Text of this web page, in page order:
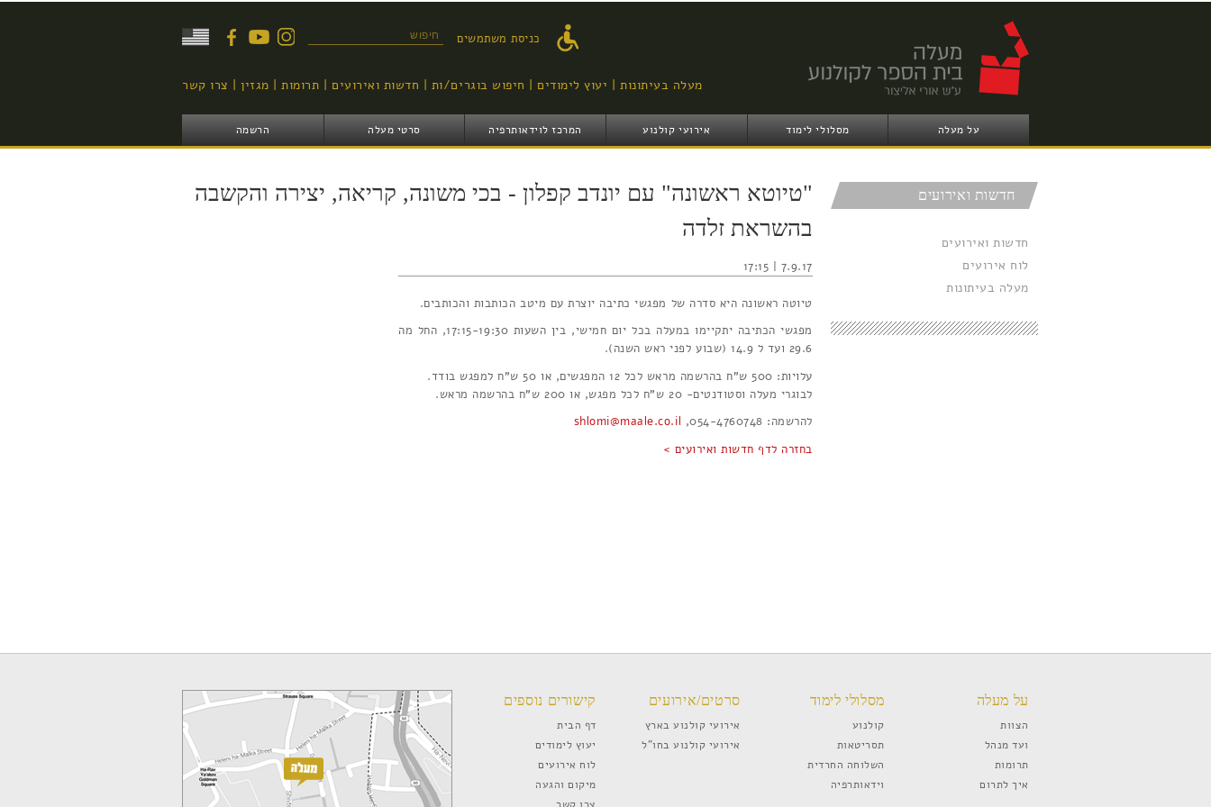
העיקרי
טופס חיפוש כניסת משתמשים
מעלה בעיתונות יעוץ לימודים חיפוש בוגרים/ות חדשות ואירועים תרומות מגזין צרו קשר
על מעלה מסלולי לימוד אירועי קולנוע המרכז לוידאותרפיה סרטי מעלה הרשמה
חדשות ואירועים
חדשות ואירועים
לוח אירועים
מעלה בעיתונות
"טיוטא ראשונה" עם יונדב קפלון - בכי משונה, קריאה, יצירה והקשבה
בהשראת זלדה
7.9.17 | 17:15
טיוטה ראשונה היא סדרה של מפגשי כתיבה יוצרת עם מיטב הכותבות והכותבים.
מפגשי הכתיבה יתקיימו במעלה בכל יום חמישי, בין השעות 17:15-19:30, החל מה
29.6 ועד ל 14.9 (שבוע לפני ראש השנה).
עלויות: 500 ש"ח בהרשמה מראש לכל 12 המפגשים, או 50 ש"ח למפגש בודד.
לבוגרי מעלה וסטודנטים- 20 ש"ח לכל מפגש, או 200 ש"ח בהרשמה מראש.
להרשמה: 054-4760748,
shlomi@maale.co.il
בחזרה לדף חדשות ואירועים >
על מעלה
הצוות
ועד מנהל
תרומות
איך לתרום
מסלולי לימוד
קולנוע
תסריטאות
השלוחה החרדית
וידאותרפיה
סרטים/אירועים
אירועי קולנוע בארץ
אירועי קולנוע בחו”ל
קישורים נוספים
דף הבית
יעוץ לימודים
לוח אירועים
מיקום והגעה
צרו קשר